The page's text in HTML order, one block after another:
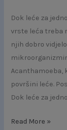
Dok leće za
vrste leća treba
njih dobro
Acanthamoeba,
površini leće.
Dok leće za
Read More »